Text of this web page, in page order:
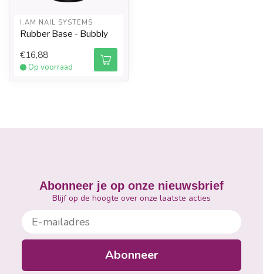
I.AM NAIL SYSTEMS
Rubber Base - Bubbly
€16,88
Op voorraad
Abonneer je op onze nieuwsbrief
Blijf op de hoogte over onze laatste acties
E-mailadres
Abonneer